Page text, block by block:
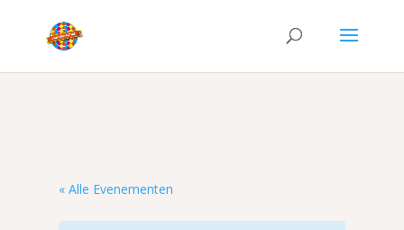
« Alle Evenementen